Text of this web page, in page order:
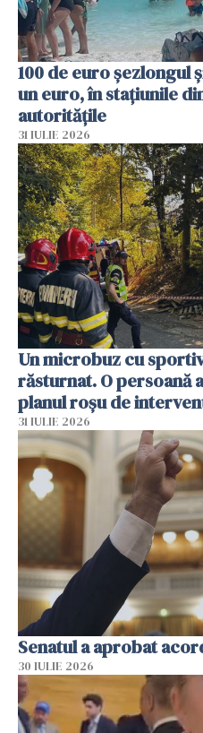
100 de euro șezlongul
un euro, în stațiunile
autoritățile
31 IULIE 2026
Un microbuz cu
răsturnat. O persoană
planul roșu de
31 IULIE 2026
Senatul a aprobat
30 IULIE 2026